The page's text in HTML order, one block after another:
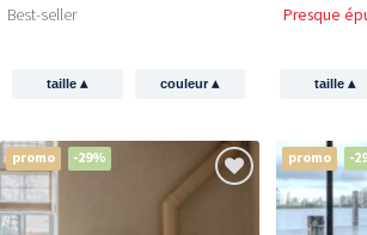
Best-seller
taille▴ couleur▴
Presque
taille▴
promo -29% promo -